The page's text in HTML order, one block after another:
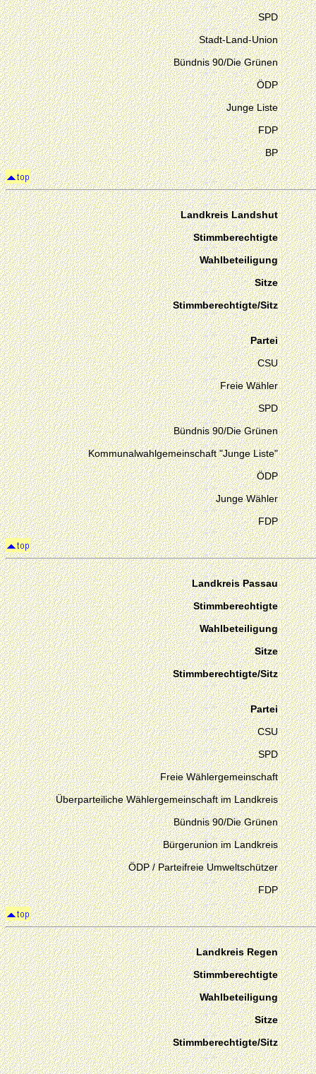
SPD
Stadt-Land-Union
Bündnis 90/Die Grünen
ÖDP
Junge Liste
FDP
BP
Landkreis Landshut
Stimmberechtigte
Wahlbeteiligung
Sitze
Stimmberechtigte/Sitz
Partei
CSU
Freie Wähler
SPD
Bündnis 90/Die Grünen
Kommunalwahlgemeinschaft "Junge Liste"
ÖDP
Junge Wähler
FDP
Landkreis Passau
Stimmberechtigte
Wahlbeteiligung
Sitze
Stimmberechtigte/Sitz
Partei
CSU
SPD
Freie Wählergemeinschaft
Überparteiliche Wählergemeinschaft im Landkreis
Bündnis 90/Die Grünen
Bürgerunion im Landkreis
ÖDP / Parteifreie Umweltschützer
FDP
Landkreis Regen
Stimmberechtigte
Wahlbeteiligung
Sitze
Stimmberechtigte/Sitz